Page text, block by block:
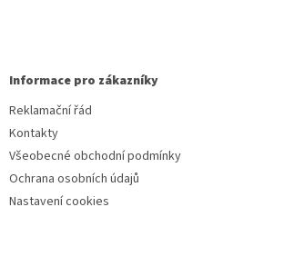
Informace pro zákazníky
Reklamační řád
Kontakty
Všeobecné obchodní podmínky
Ochrana osobních údajů
Nastavení cookies